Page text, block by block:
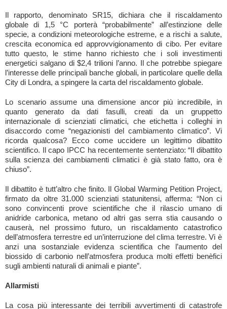
Il rapporto, denominato SR15, dichiara che il riscaldamento
globale di 1,5 °C porterà “probabilmente” all’estinzione delle
specie, a condizioni meteorologiche estreme, e a rischi a salute,
crescita economica ed approvvigionamento di cibo. Per evitare
tutto questo, le stime hanno richiesto che i soli investimenti
energetici salgano di $2,4 trilioni l’anno. Il che potrebbe spiegare
l’interesse delle principali banche globali, in particolare quelle della
City di Londra, a spingere la carta del riscaldamento globale.
Lo scenario assume una dimensione ancor più incredibile, in
quanto generato da dati fasulli, creati da un gruppetto
internazionale di scienziati climatici, che etichetta i colleghi in
disaccordo come “negazionisti del cambiamento climatico”. Vi
ricorda qualcosa? Ecco come uccidere un legittimo dibattito
scientifico. Il capo IPCC ha recentemente sentenziato: “Il dibattito
sulla scienza dei cambiamenti climatici è già stato fatto, ora è
chiuso”.
Il dibattito è tutt’altro che finito. Il Global Warming Petition Project,
firmato da oltre 31.000 scienziati statunitensi, afferma: “Non ci
sono convincenti prove scientifiche che il rilascio umano di
anidride carbonica, metano od altri gas serra stia causando o
causerà, nel prossimo futuro, un riscaldamento catastrofico
dell’atmosfera terrestre ed un’interruzione del clima terrestre. Vi è
anzi una sostanziale evidenza scientifica che l’aumento del
biossido di carbonio nell’atmosfera produca molti effetti benèfici
sugli ambienti naturali di animali e piante”.
Allarmisti
La cosa più interessante dei terribili avvertimenti di catastrofe